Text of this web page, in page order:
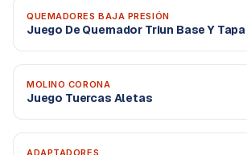
QUEMADORES BAJA PRESIÓN
Juego De Quemador Triun Base Y Tapa
MOLINO CORONA
Juego Tuercas Aletas
ADAPTADORES